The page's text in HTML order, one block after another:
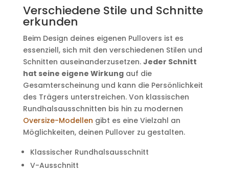
Verschiedene Stile und Schnitte
erkunden
Beim Design deines eigenen Pullovers ist es
essenziell, sich mit den verschiedenen Stilen und
Schnitten auseinanderzusetzen. Jeder Schnitt
hat seine eigene Wirkungauf die
Gesamterscheinung und kann die Persönlichkeit
des Trägers unterstreichen. Von klassischen
Rundhalsausschnitten bis hin zu modernen
Oversize-Modellen gibt es eine Vielzahl an
Möglichkeiten, deinen Pullover zu gestalten.
Klassischer Rundhalsausschnitt
V-Ausschnitt